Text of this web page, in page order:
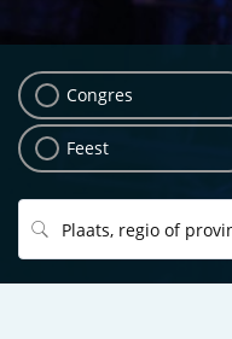
Congres
Feest